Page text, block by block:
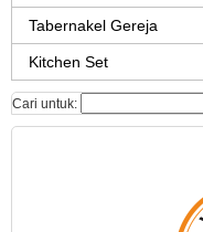
Tabernakel Gereja
Kitchen Set
Cari untuk: